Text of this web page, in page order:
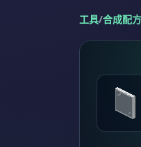
工具/合成配